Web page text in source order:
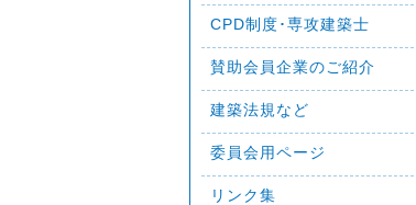
CPD制度･専攻建築士
賛助会員企業のご紹介
建築法規など
委員会用ページ
リンク集